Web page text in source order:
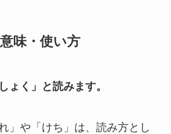
味・使い方
ょく」と読みます。
」や「けち」は、読み方とし